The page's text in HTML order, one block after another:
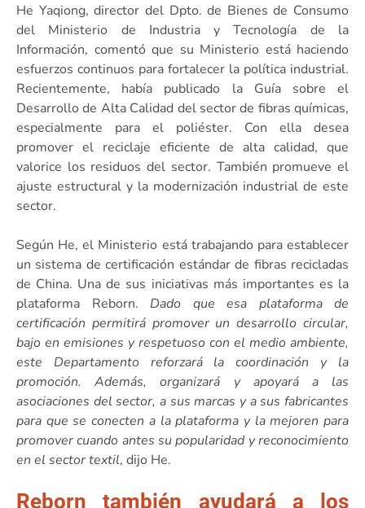
He Yaqiong, director del Dpto. de Bienes de Consumo
del Ministerio de Industria y Tecnología de la
Información, comentó que su Ministerio está haciendo
esfuerzos continuos para fortalecer la política industrial.
Recientemente, había publicado la Guía sobre el
Desarrollo de Alta Calidad del sector de fibras químicas,
especialmente para el poliéster. Con ella desea
promover el reciclaje eficiente de alta calidad, que
valorice los residuos del sector. También promueve el
ajuste estructural y la modernización industrial de este
sector.
Según He, el Ministerio está trabajando para establecer
un sistema de certificación estándar de fibras recicladas
de China. Una de sus iniciativas más importantes es la
plataforma Reborn. Dado que esa plataforma de
certificación permitirá promover un desarrollo circular,
bajo en emisiones y respetuoso con el medio ambiente,
este Departamento reforzará la coordinación y la
promoción. Además, organizará y apoyará a las
asociaciones del sector, a sus marcas y a sus fabricantes
para que se conecten a la plataforma y la mejoren para
promover cuando antes su popularidad y reconocimiento
en el sector textil, dijo He.
Reborn también ayudará a los